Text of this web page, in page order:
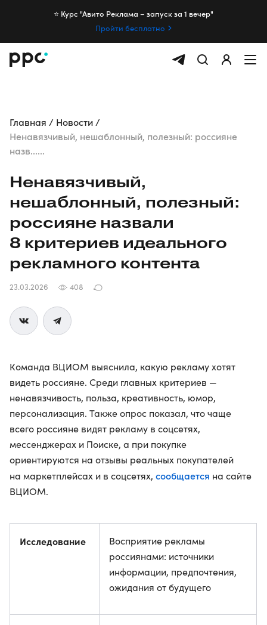
⭐️ Курс "Авито Реклама – запуск за 1 вечер"
Пройти бесплатно
Главная
Новости
Ненавязчивый, нешаблонный, полезный: россияне
назв......
Ненавязчивый,
нешаблонный, полезный:
россияне назвали
8 критериев идеального
рекламного контента
23.03.2026 408
Команда ВЦИОМ выяснила, какую рекламу хотят
видеть россияне. Среди главных критериев —
ненавязчивость, польза, креативность, юмор,
персонализация. Также опрос показал, что чаще
всего россияне видят рекламу в соцсетях,
мессенджерах и Поиске, а при покупке
ориентируются на отзывы реальных покупателей
на маркетплейсах и в соцсетях, сообщается на сайте
ВЦИОМ.
Исследование
Восприятие рекламы
россиянами: источники
информации, предпочтения,
ожидания от будущего